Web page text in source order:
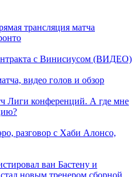
трансляция матча
с Винисиусом (ВИДЕО)
видео голов и обзор
Лиги конференций. А где мне
разговор с Хаби Алонсо,
ван Бастену и
новым тренером сборной